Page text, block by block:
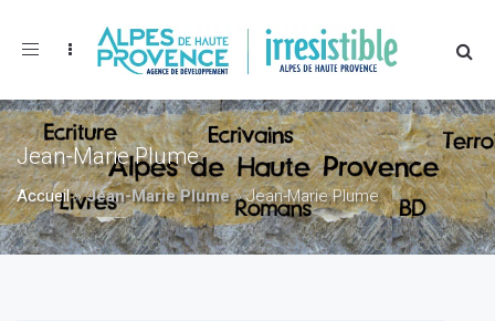
Toggle
Jean-Marie Plume
Accueil»Jean-Marie Plume»Jean-Marie Plume